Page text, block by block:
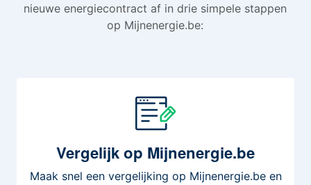
nieuwe energiecontract af in drie simpele stappen
op Mijnenergie.be:
Vergelijkop Mijnenergie.be
Maak snel een vergelijking op Mijnenergie.be en